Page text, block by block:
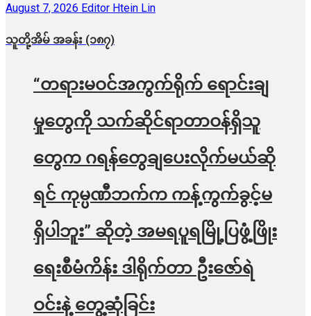
August 7, 2026 Editor Htein Lin
သူတို့အိမ် အခန်း (၁၈၇)
“တရားမဝင်အကွက်ရိုက် ရောင်းချ
မှုတွေကို သက်ဆိုင်ရာတာဝန်ရှိသူ
တွေက ဂရန်တွေချပေးလိုက်မယ်ဆို
ရင် ကုမ္ပဏီဘက်က ကန့်ကွက်ခွင့်မ
ရှိပါဘူး” ဆိုတဲ့ အမရပူရမြို့ပြဖွံ့ဖြိုး
ရေးစီမံကိန်း ဒါရိုက်တာ ဦးဇော်ရဲ
ဝင်းနဲ့ တွေ့ဆုံခြင်း